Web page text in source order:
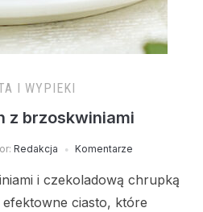
I WYPIEKI
z brzoskwiniami
Redakcja Komentarze
i czekoladową chrupką
ciasto, które